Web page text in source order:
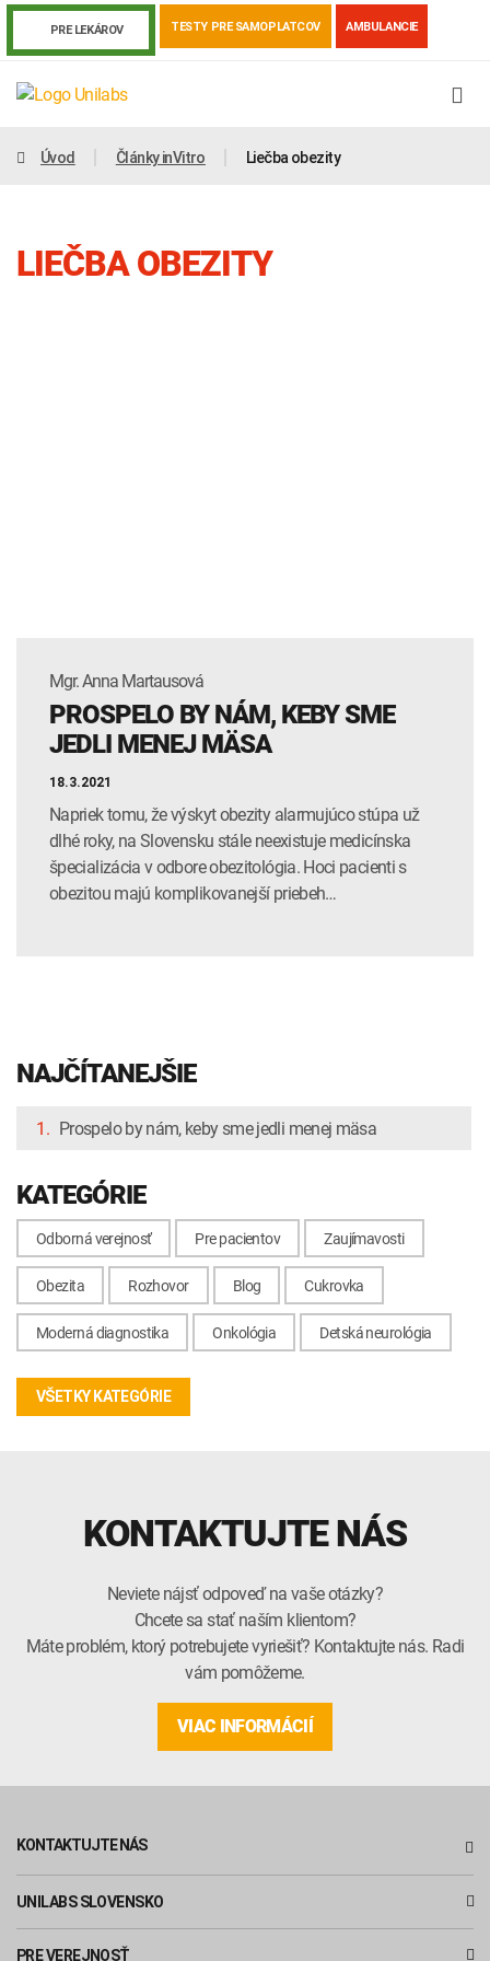
PRE LEKÁROV TESTY PRE SAMOPLATCOV AMBULANCIE
Úvod Články inVitro Liečba obezity
LIEČBA OBEZITY
Mgr. Anna Martausová
PROSPELO BY NÁM, KEBY SME
JEDLI MENEJ MÄSA
18.3.2021
Napriek tomu, že výskyt obezity alarmujúco stúpa už
dlhé roky, na Slovensku stále neexistuje medicínska
špecializácia v odbore obezitológia. Hoci pacienti s
obezitou majú komplikovanejší priebeh…
NAJČÍTANEJŠIE
1. Prospelo by nám, keby sme jedli menej mäsa
KATEGÓRIE
Odborná verejnosť Pre pacientov Zaujímavosti
Obezita Rozhovor Blog Cukrovka
Moderná diagnostika Onkológia Detská neurológia
VŠETKY KATEGÓRIE
KONTAKTUJTE NÁS
Neviete nájsť odpoveď na vaše otázky?
Chcete sa stať naším klientom?
Máte problém, ktorý potrebujete vyriešiť? Kontaktujte nás. Radi
vám pomôžeme.
VIAC INFORMÁCIÍ
KONTAKTUJTE NÁS
UNILABS SLOVENSKO
PRE VEREJNOSŤ